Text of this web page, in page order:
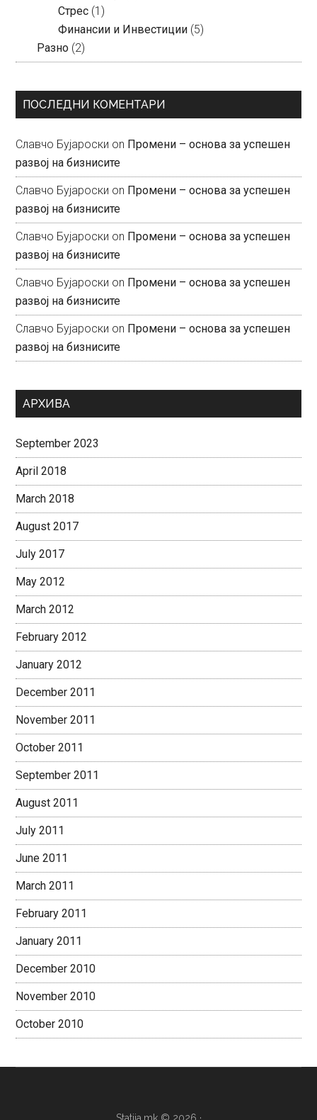
Стрес (1)
Финансии и Инвестиции (5)
Разно (2)
ПОСЛЕДНИ КОМЕНТАРИ
Славчо Бујароски on Промени – основа за успешен
развој на бизнисите
Славчо Бујароски on Промени – основа за успешен
развој на бизнисите
Славчо Бујароски on Промени – основа за успешен
развој на бизнисите
Славчо Бујароски on Промени – основа за успешен
развој на бизнисите
Славчо Бујароски on Промени – основа за успешен
развој на бизнисите
АРХИВА
September 2023
April 2018
March 2018
August 2017
July 2017
May 2012
March 2012
February 2012
January 2012
December 2011
November 2011
October 2011
September 2011
August 2011
July 2011
June 2011
March 2011
February 2011
January 2011
December 2010
November 2010
October 2010